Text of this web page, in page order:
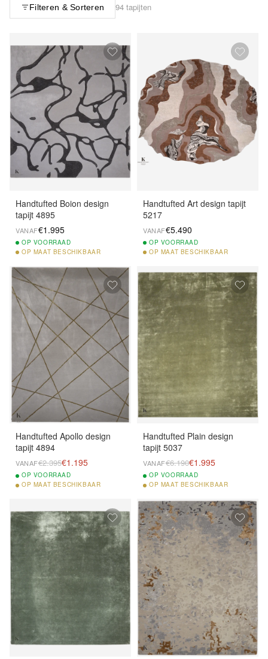
Filteren & Sorteren 94 tapijten
Handtufted Boion design
tapijt 4895
VANAF€1.995
OP VOORRAAD
OP MAAT BESCHIKBAAR
Handtufted Art design tapijt
5217
VANAF€5.490
OP VOORRAAD
OP MAAT BESCHIKBAAR
Handtufted Apollo design
tapijt 4894
VANAF€2.395€1.195
OP VOORRAAD
OP MAAT BESCHIKBAAR
Handtufted Plain design
tapijt 5037
VANAF€6.190€1.995
OP VOORRAAD
OP MAAT BESCHIKBAAR